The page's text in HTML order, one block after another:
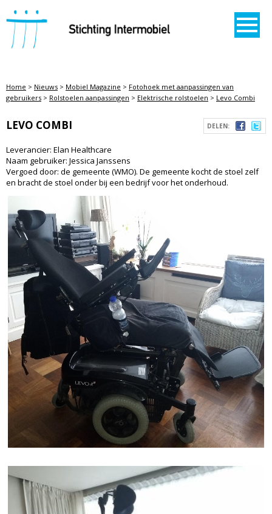
STICHTING INTERMOBIEL
Home > Nieuws > Mobiel Magazine > Fotohoek met aanpassingen van
gebruikers > Rolstoelen aanpassingen > Elektrische rolstoelen > Levo Combi
DELEN:
LEVO COMBI
Leverancier: Elan Healthcare
Naam gebruiker: Jessica Janssens
Vergoed door: de gemeente (WMO). De gemeente kocht de stoel zelf
en bracht de stoel onder bij een bedrijf voor het onderhoud.